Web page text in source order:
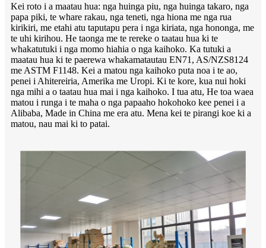
Kei roto i a maatau hua: nga huinga piu, nga huinga takaro, nga
papa piki, te whare rakau, nga teneti, nga hiona me nga rua
kirikiri, me etahi atu taputapu pera i nga kiriata, nga hononga, me
te uhi kirihou. He taonga me te rereke o taatau hua ki te
whakatutuki i nga momo hiahia o nga kaihoko. Ka tutuki a
maatau hua ki te paerewa whakamatautau EN71, AS/NZS8124
me ASTM F1148. Kei a matou nga kaihoko puta noa i te ao,
penei i Ahitereiria, Amerika me Uropi. Ki te kore, kua nui hoki
nga mihi a o taatau hua mai i nga kaihoko. I tua atu, He toa waea
matou i runga i te maha o nga papaaho hokohoko kee penei i a
Alibaba, Made in China me era atu. Mena kei te pirangi koe ki a
matou, nau mai ki to patai.